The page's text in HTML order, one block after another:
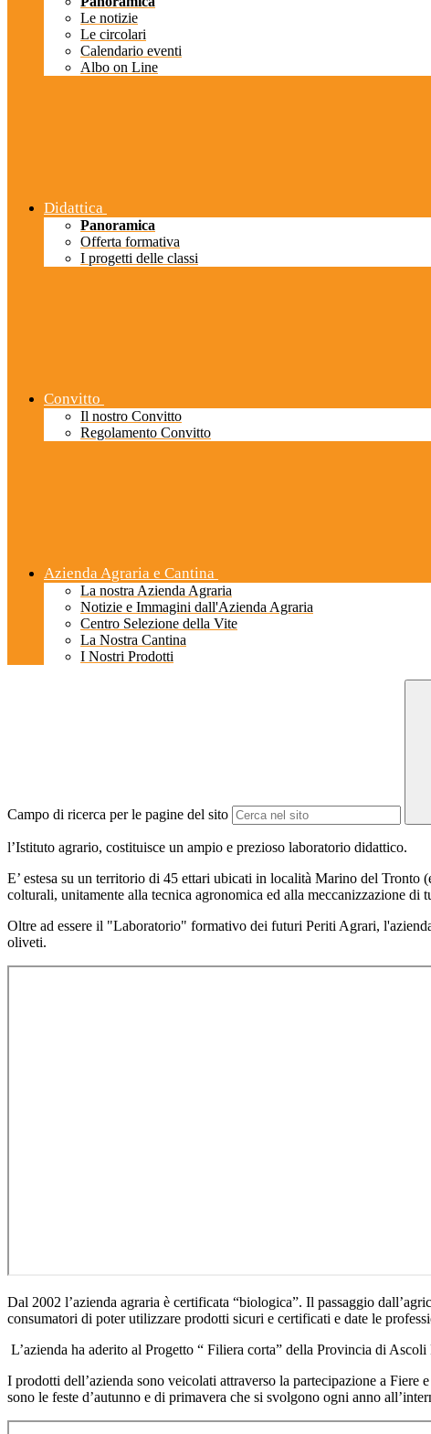
Le notizie
Le circolari
Calendario eventi
Albo on Line
Didattica
Panoramica
Offerta formativa
I progetti delle classi
Convitto
Il nostro Convitto
Regolamento Convitto
Azienda Agraria e Cantina
La nostra Azienda Agraria
Notizie e Immagini dall'Azienda Agraria
Centro Selezione della Vite
La Nostra Cantina
I Nostri Prodotti
Campo di ricerca per le pagine del sito
l’Istituto agrario, costituisce un ampio e prezioso laboratorio didattico.
E’ estesa su un territorio di 45 ettari ubicati in località Marino del
colturali, unitamente alla tecnica agronomica ed alla meccanizzazione di
Oltre ad essere il "Laboratorio" formativo dei futuri Periti Agrari,
oliveti.
Dal 2002 l’azienda agraria è certificata “biologica”. Il passaggio
consumatori di poter utilizzare prodotti sicuri e certificati e date le
L’azienda ha aderito al Progetto “ Filiera corta” della Provincia di
I prodotti dell’azienda sono veicolati attraverso la partecipazione a
sono le feste d’autunno e di primavera che si svolgono ogni anno